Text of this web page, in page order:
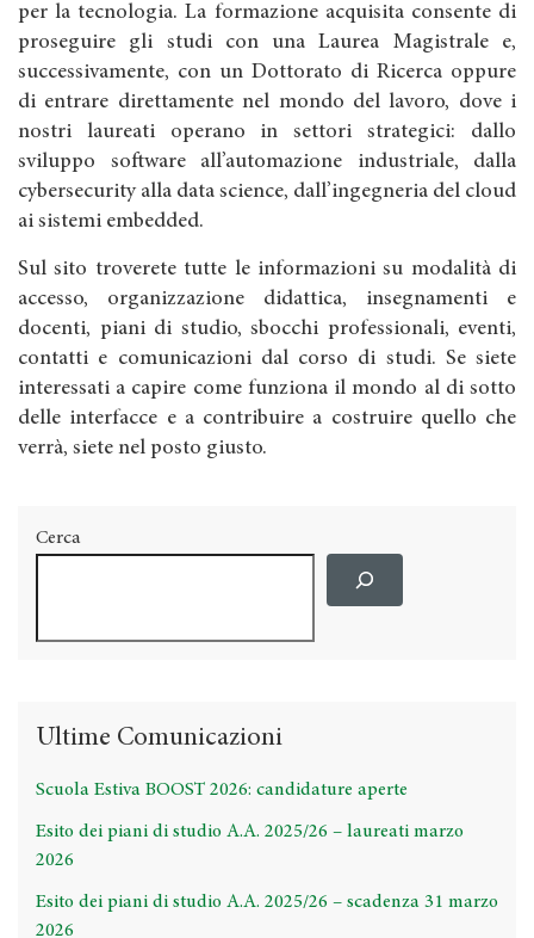
per la tecnologia. La formazione acquisita consente di
proseguire gli studi con una Laurea Magistrale e,
successivamente, con un Dottorato di Ricerca oppure
di entrare direttamente nel mondo del lavoro, dove i
nostri laureati operano in settori strategici: dallo
sviluppo software all’automazione industriale, dalla
cybersecurity alla data science, dall’ingegneria del cloud
ai sistemi embedded.
Sul sito troverete tutte le informazioni su modalità di
accesso, organizzazione didattica, insegnamenti e
docenti, piani di studio, sbocchi professionali, eventi,
contatti e comunicazioni dal corso di studi. Se siete
interessati a capire come funziona il mondo al di sotto
delle interfacce e a contribuire a costruire quello che
verrà, siete nel posto giusto.
Cerca
Ultime Comunicazioni
Scuola Estiva BOOST 2026: candidature aperte
Esito dei piani di studio A.A. 2025/26 – laureati marzo
2026
Esito dei piani di studio A.A. 2025/26 – scadenza 31 marzo
2026